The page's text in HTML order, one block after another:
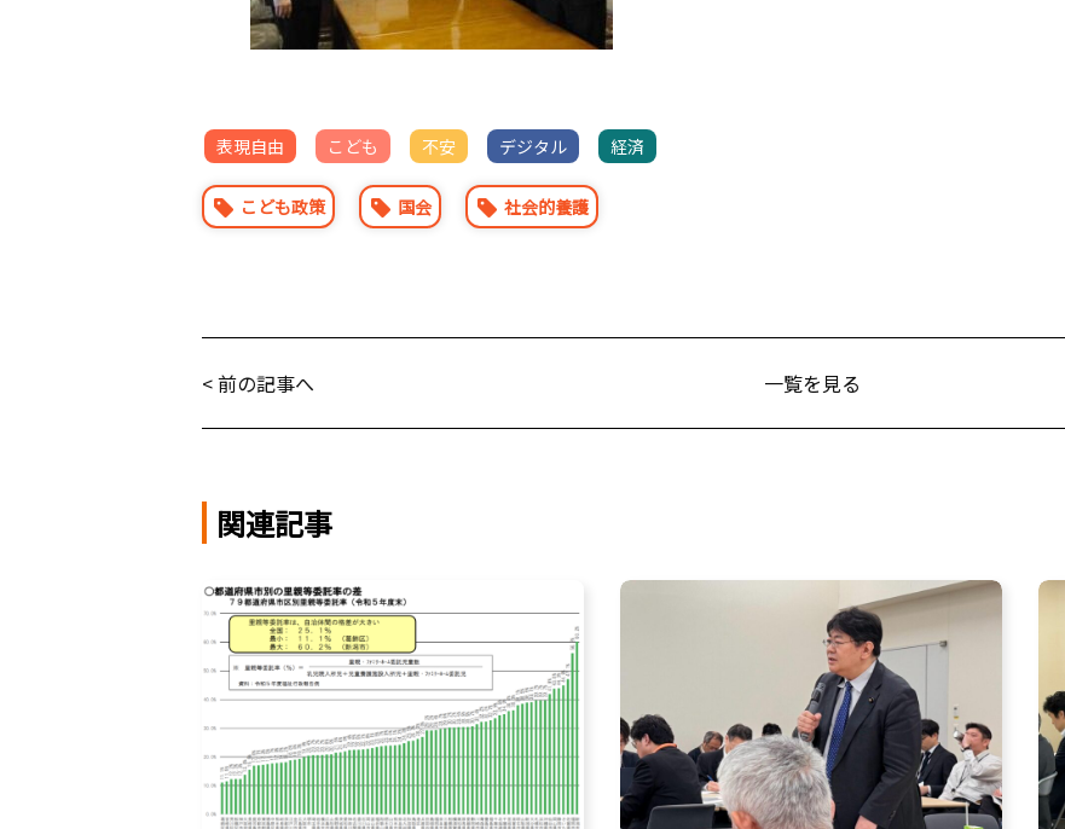
表現自由 こども 不安 デジタル 経済
こども政策 国会 社会的養護
< 前の記事へ 一覧を見る
関連記事